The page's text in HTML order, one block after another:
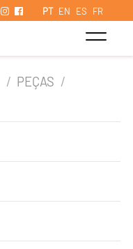
PT EN ES FR
/ PEÇAS /